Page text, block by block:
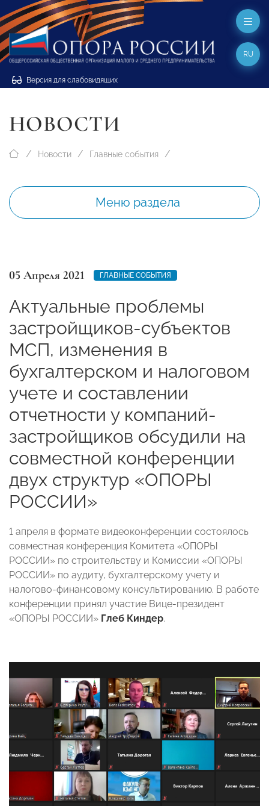
Версия для слабовидящих
RU
НОВОСТИ
Новости Главные события
Меню раздела
05 Апреля 2021 ГЛАВНЫЕ СОБЫТИЯ
Актуальные проблемы
застройщиков-субъектов
МСП, изменения в
бухгалтерском и налоговом
учете и составлении
отчетности у компаний-
застройщиков обсудили на
совместной конференции
двух структур «ОПОРЫ
РОССИИ»
1 апреля в формате видеоконференции состоялось
совместная конференция Комитета «ОПОРЫ
РОССИИ» по строительству и Комиссии «ОПОРЫ
РОССИИ» по аудиту, бухгалтерскому учету и
налогово-финансовому консультированию. В работе
конференции принял участие Вице-президент
«ОПОРЫ РОССИИ» Глеб Киндер.